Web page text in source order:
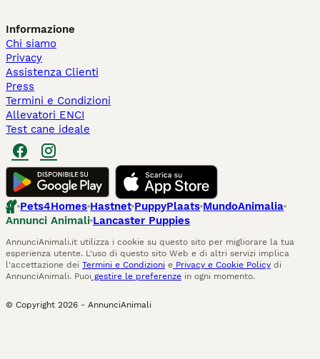
Informazione
Chi siamo
Privacy
Assistenza Clienti
Press
Termini e Condizioni
Allevatori ENCI
Test cane ideale
Pets4Homes Hastnet PuppyPlaats MundoAnimalia
Annunci Animali Lancaster Puppies
AnnunciAnimali.it utilizza i cookie su questo sito per migliorare la tua
esperienza utente. L'uso di questo sito Web e di altri servizi implica
l'accettazione dei Termini e Condizioni e Privacy e Cookie Policy di
AnnunciAnimali. Puoi gestire le preferenze in ogni momento.
© Copyright 2026 - AnnunciAnimali